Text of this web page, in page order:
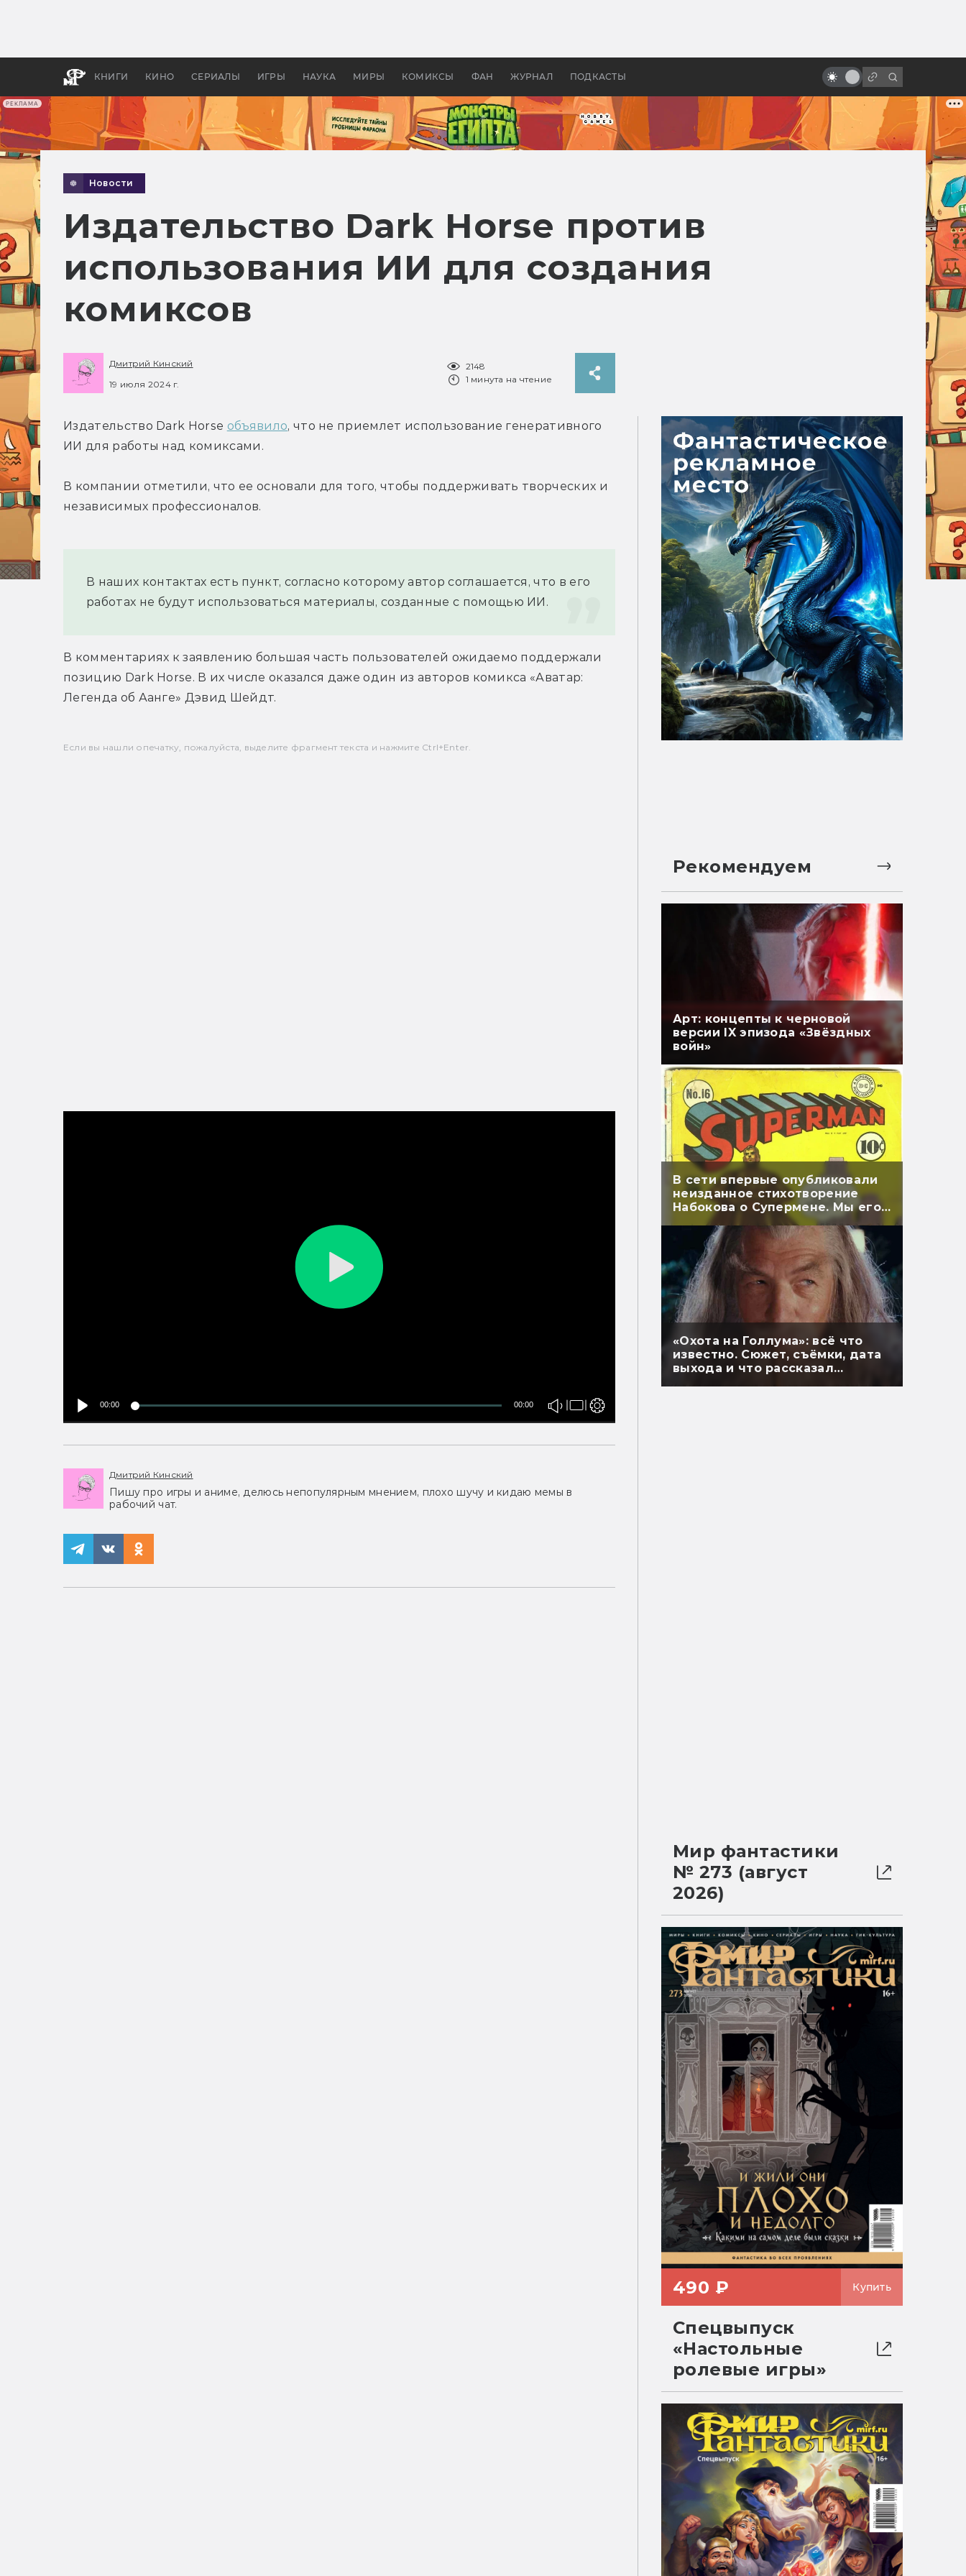
РЕКЛАМА
КНИГИ КИНО СЕРИАЛЫ ИГРЫ НАУКА МИРЫ КОМИКСЫ ФАН ЖУРНАЛ ПОДКАСТЫ
бы «Властелина колец»
Древней Грецией
истории: бюджет/сборы
Новости
Издательство Dark Horse против
использования ИИ для создания
комиксов
Дмитрий Кинский
19 июля 2024 г.
2148
1 минута на чтение
Издательство Dark Horse объявило, что не приемлет использование генеративного
ИИ для работы над комиксами.
В компании отметили, что ее основали для того, чтобы поддерживать творческих и
независимых профессионалов.
В наших контактах есть пункт, согласно которому автор соглашается, что в его
работах не будут использоваться материалы, созданные с помощью ИИ.
В комментариях к заявлению большая часть пользователей ожидаемо поддержали
позицию Dark Horse. В их числе оказался даже один из авторов комикса «Аватар:
Легенда об Аанге» Дэвид Шейдт.
Если вы нашли опечатку, пожалуйста, выделите фрагмент текста и нажмите Ctrl+Enter.
00:00 00:00
Дмитрий Кинский
Пишу про игры и аниме, делюсь непопулярным мнением, плохо шучу и кидаю мемы в
рабочий чат.
Рекомендуем
Арт: концепты к черновой
версии IX эпизода «Звёздных
войн»
В сети впервые опубликовали
неизданное стихотворение
Набокова о Супермене. Мы его
перевели
«Охота на Голлума»: всё что
известно. Сюжет, съёмки, дата
выхода и что рассказал
Мир фантастики
№ 273 (август
2026)
490 ₽ Купить
Спецвыпуск
«Настольные
ролевые игры»